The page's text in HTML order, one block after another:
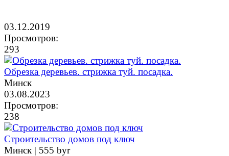
03.12.2019
Просмотров:
293
Обрезка деревьев. стрижка туй. посадка.
Минск
03.08.2023
Просмотров:
238
Строительство домов под ключ
Минск | 555 byr